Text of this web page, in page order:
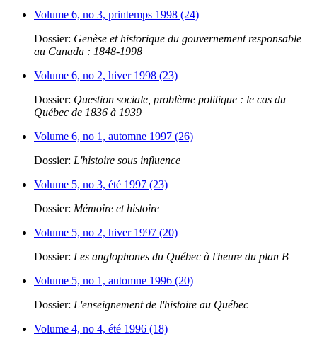
Volume 6, no 3, printemps 1998 (24)
Dossier: Genèse et historique du gouvernement responsable
au Canada : 1848-1998
Volume 6, no 2, hiver 1998 (23)
Dossier: Question sociale, problème politique : le cas du
Québec de 1836 à 1939
Volume 6, no 1, automne 1997 (26)
Dossier: L'histoire sous influence
Volume 5, no 3, été 1997 (23)
Dossier: Mémoire et histoire
Volume 5, no 2, hiver 1997 (20)
Dossier: Les anglophones du Québec à l'heure du plan B
Volume 5, no 1, automne 1996 (20)
Dossier: L'enseignement de l'histoire au Québec
Volume 4, no 4, été 1996 (18)